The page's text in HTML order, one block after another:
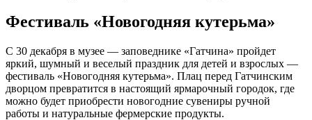
Фестиваль «Новогодняя кутерьма»
С 30 декабря в музее — заповеднике «Гатчина» пройдет
яркий, шумный и веселый праздник для детей и взрослых —
фестиваль «Новогодняя кутерьма». Плац перед Гатчинским
дворцом превратится в настоящий ярмарочный городок, где
можно будет приобрести новогодние сувениры ручной
работы и натуральные фермерские продукты.